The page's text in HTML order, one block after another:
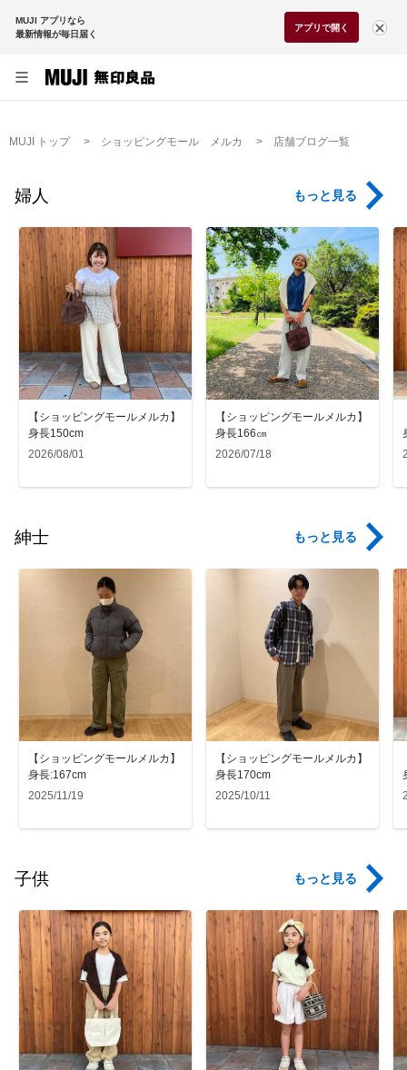
MUJI アプリなら
最新情報が毎日届く
アプリで開く
MUJI トップ ショッピングモール メルカ 店舗ブログ一覧
婦人 もっと見る
【ショッピングモールメルカ】
身長150cm
2026/08/01
【ショッピングモールメルカ】
身長166㎝
2026/07/18
紳士 もっと見る
【ショッピングモールメルカ】
身長:167cm
2025/11/19
【ショッピングモールメルカ】
身長170cm
2025/10/11
子供 もっと見る